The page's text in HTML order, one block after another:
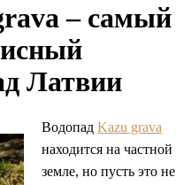
– самый
Латвии
ВодопадKazu grava
находится на частной
земле, но пусть это не